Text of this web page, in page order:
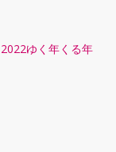
2022ゆく年くる年